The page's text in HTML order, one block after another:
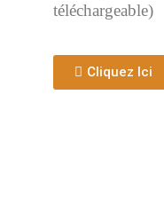
téléchargeable)
Cliquez Ici